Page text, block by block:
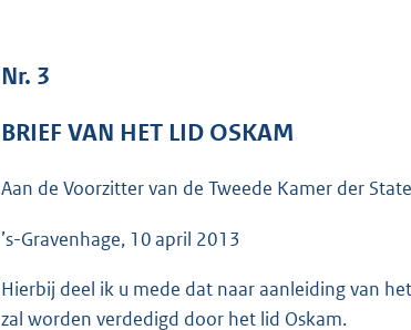
t
3
Nr. 3
BRIEF VAN HET LID OSKAM
Aan de Voorzitter van de Tweede Kamer der
’s-Gravenhage, 10 april 2013
Hierbij deel ik u mede dat naar aanleiding van
zal worden verdedigd door het lid Oskam.